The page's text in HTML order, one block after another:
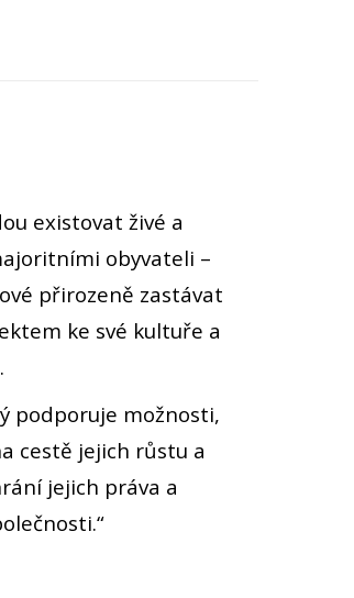
existovat živé a
obyvateli –
přirozeně zastávat
ke své kultuře a
podporuje možnosti,
cestě jejich růstu a
jejich práva a